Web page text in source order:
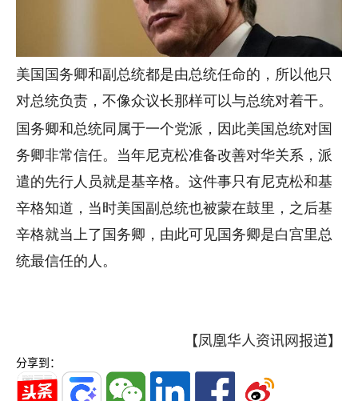
美国国务卿和副总统都是由总统任命的，所以他只
对总统负责，不像众议长那样可以与总统对着干。
国务卿和总统同属于一个党派，因此美国总统对国
务卿非常信任。当年尼克松准备改善对华关系，派
遣的先行人员就是基辛格。这件事只有尼克松和基
辛格知道，当时美国副总统也被蒙在鼓里，之后基
辛格就当上了国务卿，由此可见国务卿是白宫里总
统最信任的人。
【凤凰华人资讯网报道】
分享到：